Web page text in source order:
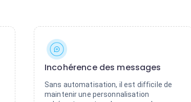
Incohérence des messages
Sans automatisation, il est difficile de
maintenir une personnalisation